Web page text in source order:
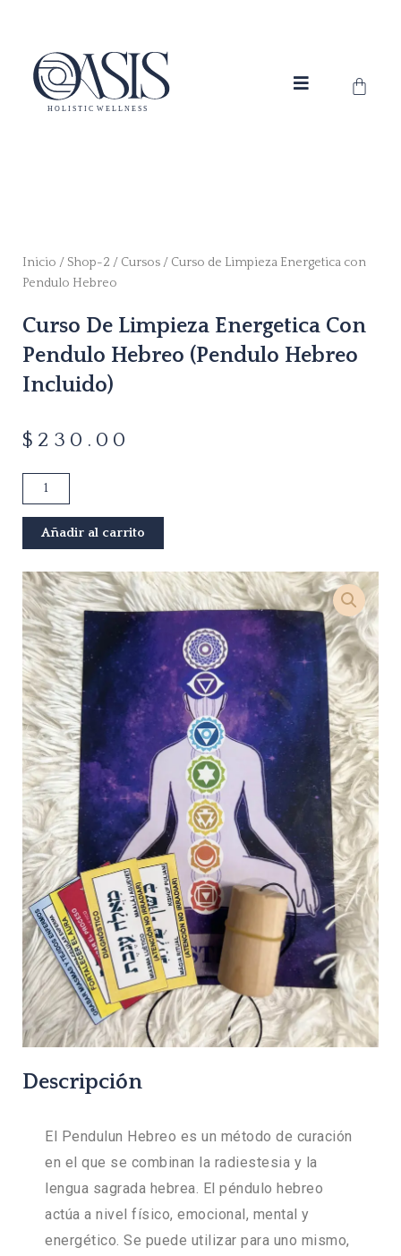
contenido
Descripción
El Pendulun Hebreo es un método de curación
en el que se combinan la radiestesia y la
lengua sagrada hebrea. El péndulo hebreo
actúa a nivel físico, emocional, mental y
energético. Se puede utilizar para uno mismo,
Inicio /Shop-2 / Cursos / Curso de Limpieza Energetica con
Pendulo Hebreo
Curso De Limpieza Energetica Con
Pendulo Hebreo (Pendulo Hebreo
Incluido)
$ 230.00
Hebrew
Pendulum
with
Pendulum
included
cantidad
Añadir al carrito